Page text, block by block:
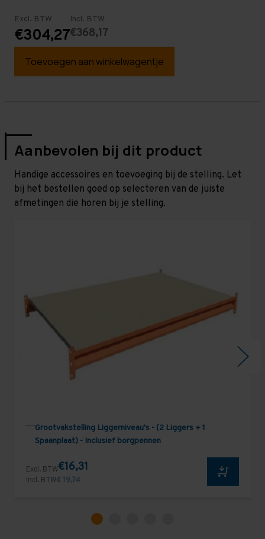
Excl. BTW
€304,27
Incl. BTW
€368,17
Toevoegen aan winkelwagentje
Aanbevolen bij dit product
Handige accessoires en toevoeging bij de stelling. Let
bij het bestellen goed op selecteren van de juiste
afmetingen die horen bij je stelling.
Grootvakstelling Liggerniveau's - (2 Liggers + 1
Spaanplaat) - Inclusief borgpennen
Excl. BTW€16,31
Incl. BTW€ 19,74